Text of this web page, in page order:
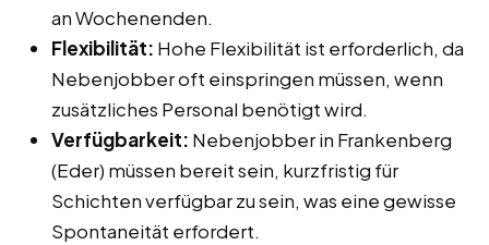
an Wochenenden.
Flexibilität: Hohe Flexibilität ist erforderlich, da
Nebenjobber oft einspringen müssen, wenn
zusätzliches Personal benötigt wird.
Verfügbarkeit: Nebenjobber in Frankenberg
(Eder) müssen bereit sein, kurzfristig für
Schichten verfügbar zu sein, was eine gewisse
Spontaneität erfordert.